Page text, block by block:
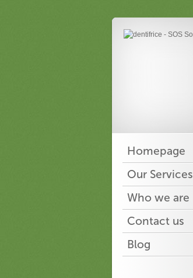
Homepage
Our Services
Who we are
Contact us
Blog